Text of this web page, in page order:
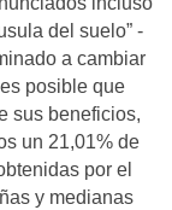
del suelo” -
a cambiar
posible que
sus beneficios,
un 21,01% de
por el
y medianas